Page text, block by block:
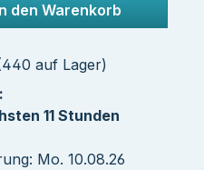
den Warenkorb
auf Lager)
11 Stunden
Mo. 10.08.26